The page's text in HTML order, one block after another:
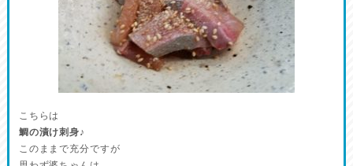
こちらは
鯛の漬け刺身♪
このままで充分ですが